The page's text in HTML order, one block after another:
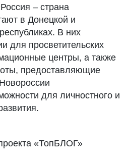
– страна
в Донецкой и
В них
для просветительских
центры, а также
предоставляющие
для личностного и
«ТопБЛОГ»